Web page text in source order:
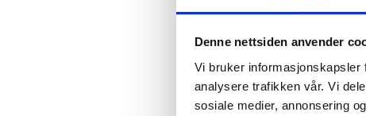
Denne nettsiden anvender
Vi bruker informasjonskapsler
analysere trafikken vår. Vi
sosiale medier, annonsering